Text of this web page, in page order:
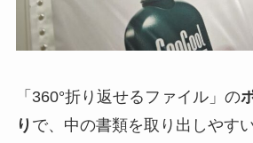
「360°折り返せるファイル」の
り で、中の書類を取り出しやす